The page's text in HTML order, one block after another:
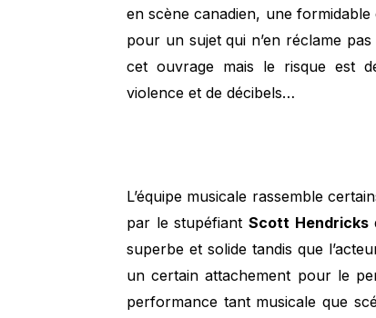
en scène canadien, une
pour un sujet qui n’en réclame
cet ouvrage mais le risque est
violence et de décibels…
L’équipe musicale rassemble
par le stupéfiantScott Hendricks
superbe et solide tandis que
un certain attachement pour le
performance tant musicale que